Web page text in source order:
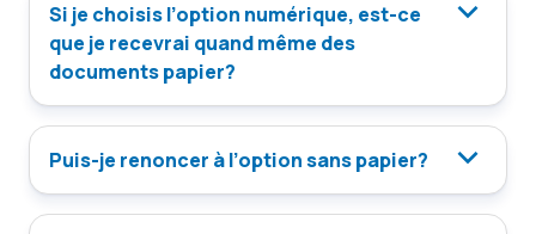
Si je choisis l’option numérique, est-ce
que je recevrai quand même des
documents papier?
Puis-je renoncer à l’option sans papier?